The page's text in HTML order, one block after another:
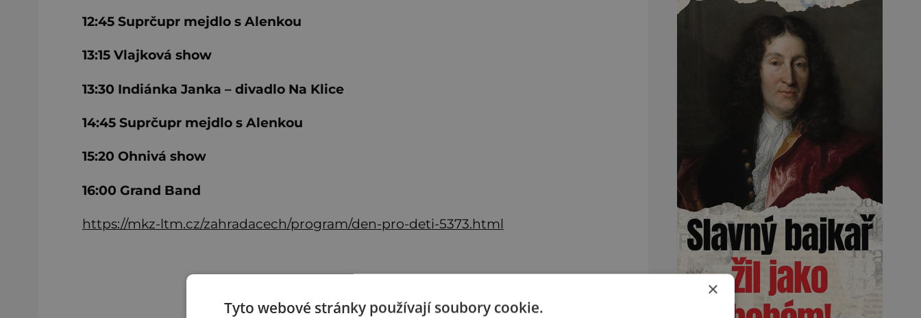
12:45 Suprčupr mejdlo s Alenkou
13:15 Vlajková show
13:30 Indiánka Janka – divadlo Na Klice
14:45 Suprčupr mejdlo s Alenkou
15:20 Ohnivá show
16:00 Grand Band
https://mkz-ltm.cz/zahradacech/program/den-pro-deti-5373.html
×
Tyto webové stránky používají soubory cookie.